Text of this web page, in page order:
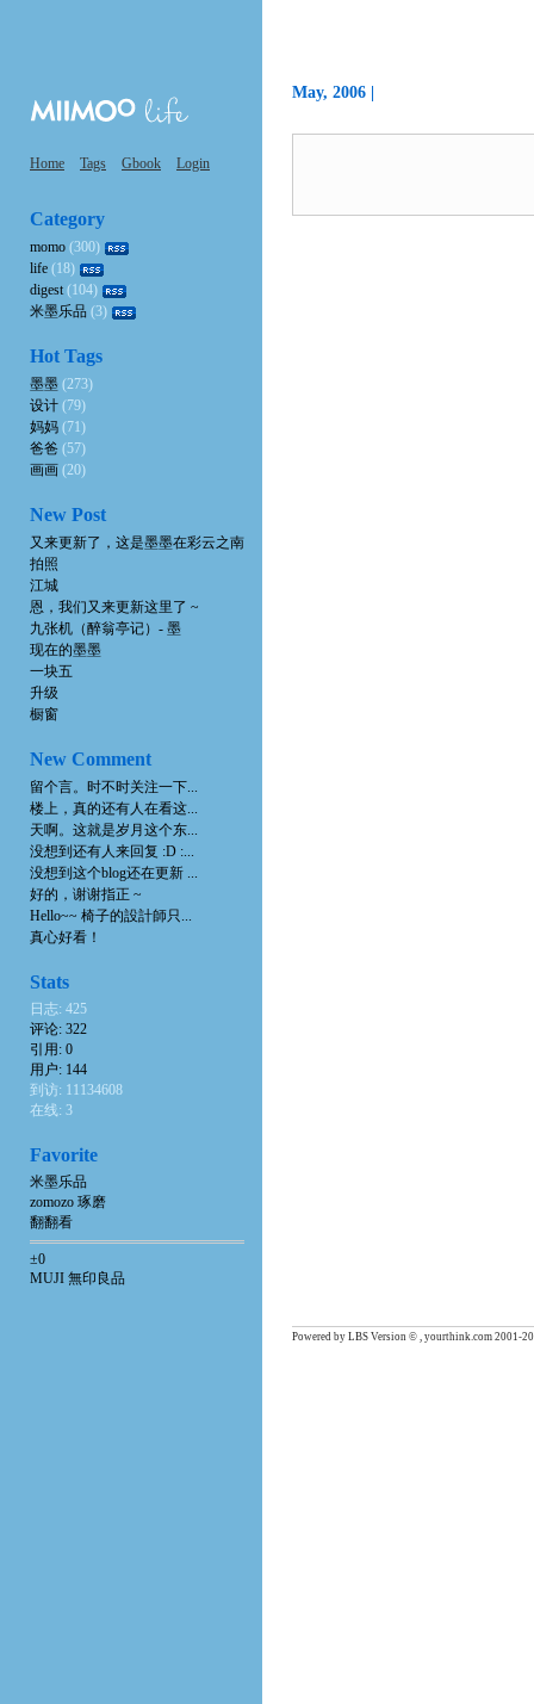
Home Tags Gbook Login
May, 2006 |
Category
momo (300)
life (18)
digest(104)
米墨乐品 (3)
Hot Tags
墨墨 (273)
设计 (79)
妈妈 (71)
爸爸 (57)
画画 (20)
New Post
又来更新了，这是墨墨在彩云之南
拍照
江城
恩，我们又来更新这里了 ~
九张机（醉翁亭记）- 墨
现在的墨墨
一块五
升级
橱窗
New Comment
留个言。时不时关注一下...
楼上，真的还有人在看这...
天啊。这就是岁月这个东...
没想到还有人来回复 :D :...
没想到这个blog还在更新 ...
好的，谢谢指正 ~
Hello~~ 椅子的設計師只...
真心好看！
Stats
日志: 425
评论: 322
引用: 0
用户: 144
到访: 11134608
在线: 3
Favorite
米墨乐品
zomozo 琢磨
翻翻看
±0
MUJI 無印良品
Powered by LBS Version © , yourthink.com 2001-